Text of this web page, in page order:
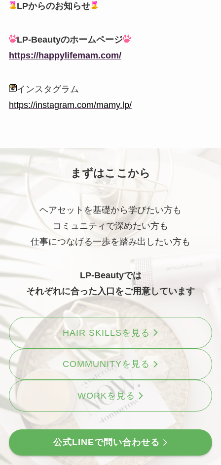
LPからのお知らせ
LP-Beautyのホームページ
https://happylifemam.com/
インスタグラム
https://instagram.com/mamy.lp/
まずはここから
ヘアセットを基礎から学びたい方も
コミュニティで深めたい方も
仕事につなげる一歩を踏み出したい方も
LP-Beautyでは
それぞれに合った入口をご用意しています
HAIR SKILLSを見る
COMMUNITYを見る
WORKを見る
公式LINEで問い合わせる